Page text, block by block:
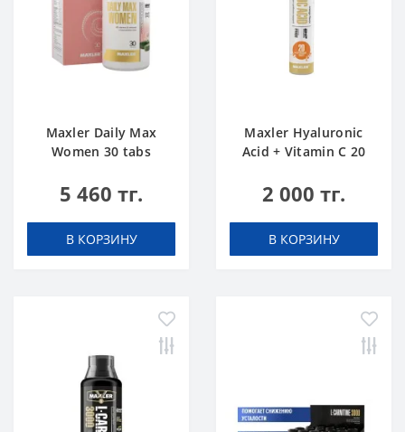
Maxler Daily Max
Women 30 tabs
5 460 тг.
В КОРЗИНУ
Maxler Hyaluronic
Acid + Vitamin C 20
2 000 тг.
В КОРЗИНУ